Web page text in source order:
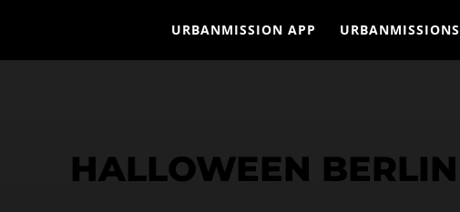
URBANMISSION APP URBANMISSIONS
HALLOWEEN BERLIN